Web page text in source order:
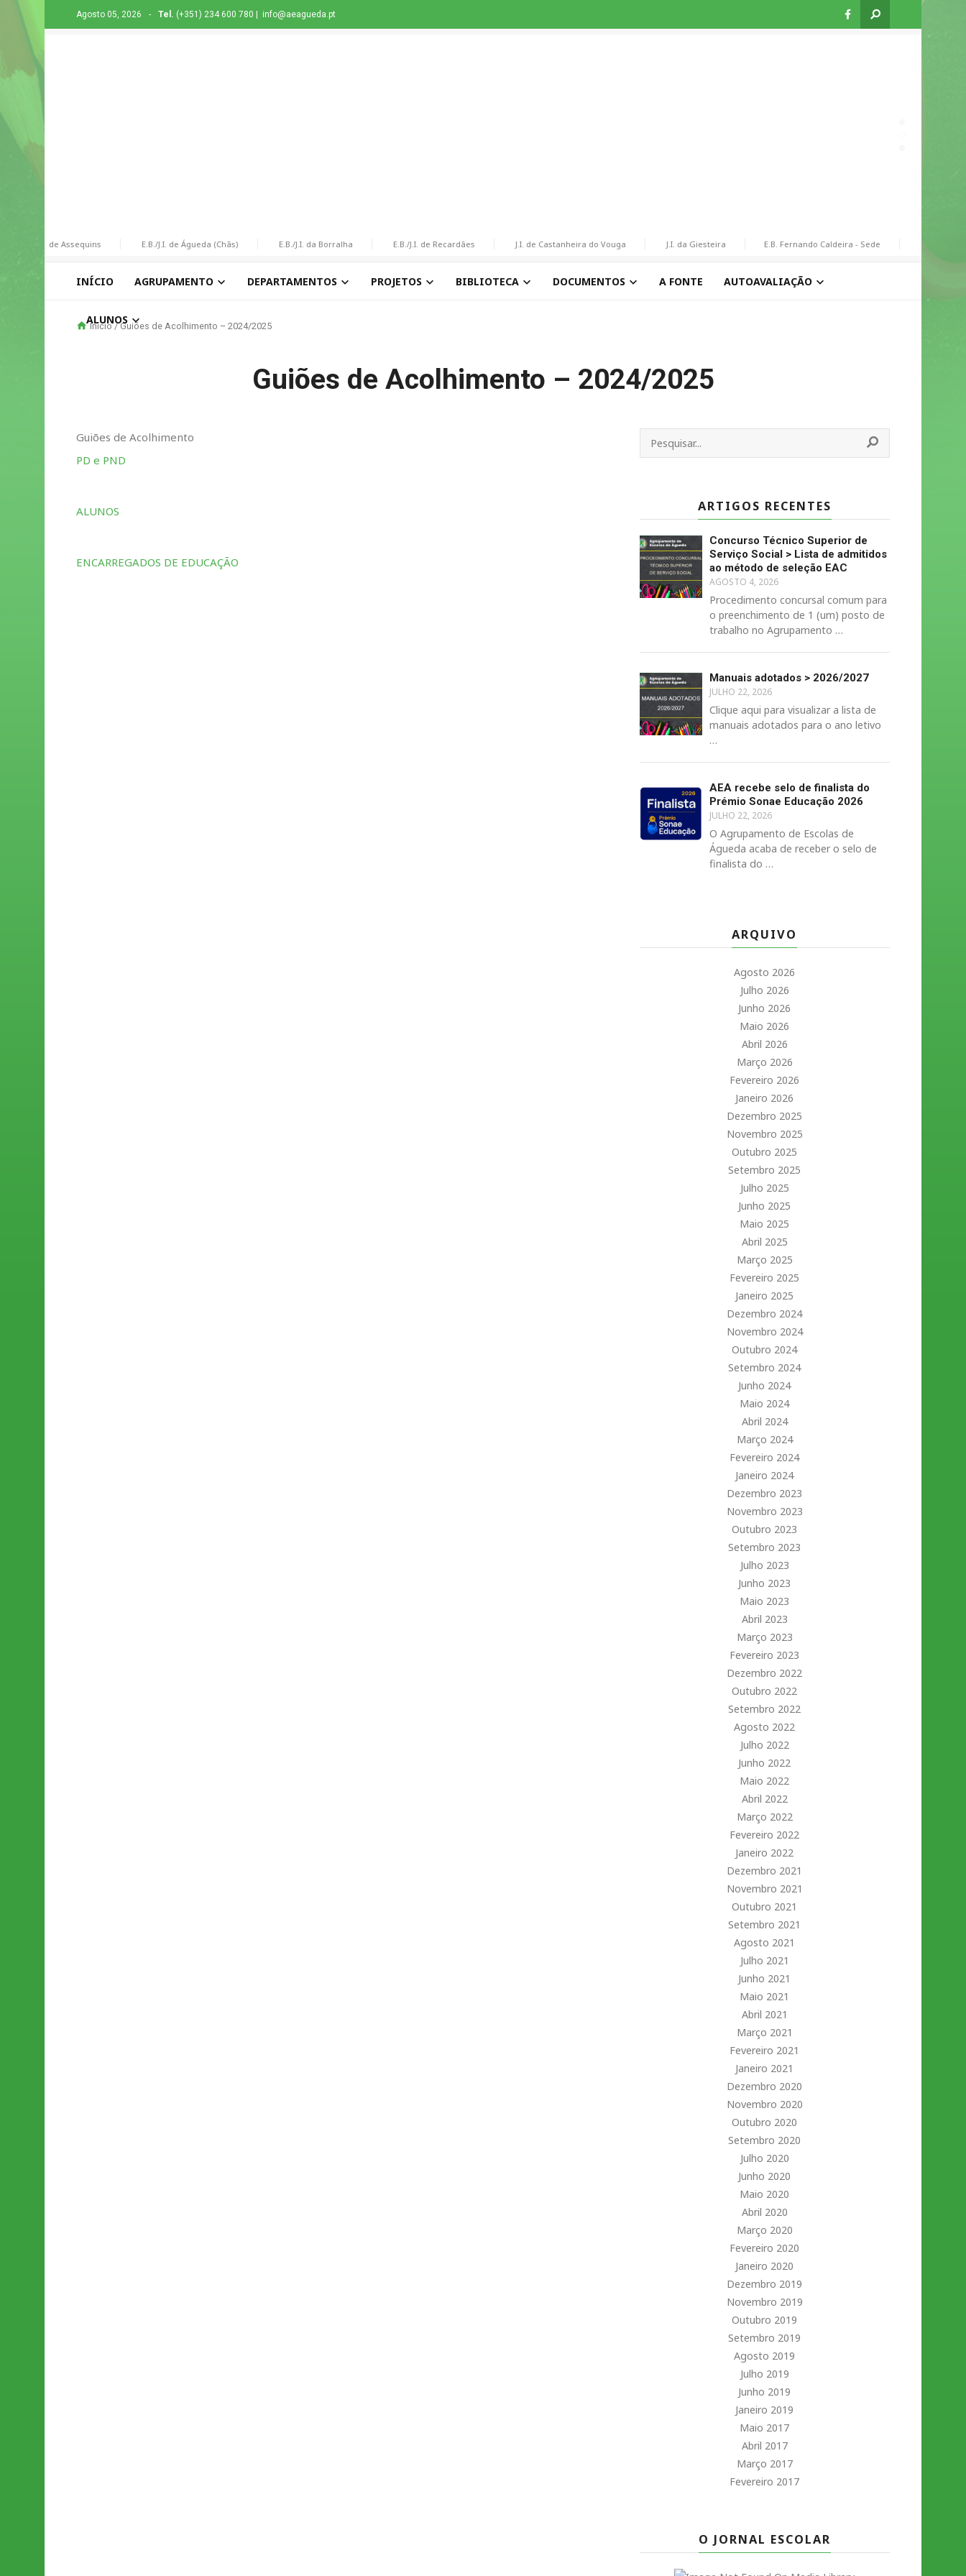
Agosto 05, 2026 - Tel. (+351) 234 600 780 | info@aeagueda.pt
E.B. de Assequins E.B./J.I. de Águeda (Chãs) E.B./J.I. da Borralha E.B./J.I. de Recardães J.I. de Castanheira do Vouga J.I. da Giesteira E.B. Fernando Caldeira - Sede
INÍCIO AGRUPAMENTO DEPARTAMENTOS PROJETOS BIBLIOTECA DOCUMENTOS A FONTE AUTOAVALIAÇÃO
ALUNOS
Início/ Guiões de Acolhimento – 2024/2025
Guiões de Acolhimento – 2024/2025
Guiões de Acolhimento
PD e PND
ALUNOS
ENCARREGADOS DE EDUCAÇÃO
ARTIGOS RECENTES
Concurso Técnico Superior de
Serviço Social > Lista de admitidos
ao método de seleção EAC
AGOSTO 4, 2026
Procedimento concursal comum para
o preenchimento de 1 (um) posto de
trabalho no Agrupamento …
Manuais adotados > 2026/2027
JULHO 22, 2026
Clique aqui para visualizar a lista de
manuais adotados para o ano letivo
…
AEA recebe selo de finalista do
Prémio Sonae Educação 2026
JULHO 22, 2026
O Agrupamento de Escolas de
Águeda acaba de receber o selo de
finalista do …
ARQUIVO
Agosto 2026
Julho 2026
Junho 2026
Maio 2026
Abril 2026
Março 2026
Fevereiro 2026
Janeiro 2026
Dezembro 2025
Novembro 2025
Outubro 2025
Setembro 2025
Julho 2025
Junho 2025
Maio 2025
Abril 2025
Março 2025
Fevereiro 2025
Janeiro 2025
Dezembro 2024
Novembro 2024
Outubro 2024
Setembro 2024
Junho 2024
Maio 2024
Abril 2024
Março 2024
Fevereiro 2024
Janeiro 2024
Dezembro 2023
Novembro 2023
Outubro 2023
Setembro 2023
Julho 2023
Junho 2023
Maio 2023
Abril 2023
Março 2023
Fevereiro 2023
Dezembro 2022
Outubro 2022
Setembro 2022
Agosto 2022
Julho 2022
Junho 2022
Maio 2022
Abril 2022
Março 2022
Fevereiro 2022
Janeiro 2022
Dezembro 2021
Novembro 2021
Outubro 2021
Setembro 2021
Agosto 2021
Julho 2021
Junho 2021
Maio 2021
Abril 2021
Março 2021
Fevereiro 2021
Janeiro 2021
Dezembro 2020
Novembro 2020
Outubro 2020
Setembro 2020
Julho 2020
Junho 2020
Maio 2020
Abril 2020
Março 2020
Fevereiro 2020
Janeiro 2020
Dezembro 2019
Novembro 2019
Outubro 2019
Setembro 2019
Agosto 2019
Julho 2019
Junho 2019
Janeiro 2019
Maio 2017
Abril 2017
Março 2017
Fevereiro 2017
O JORNAL ESCOLAR